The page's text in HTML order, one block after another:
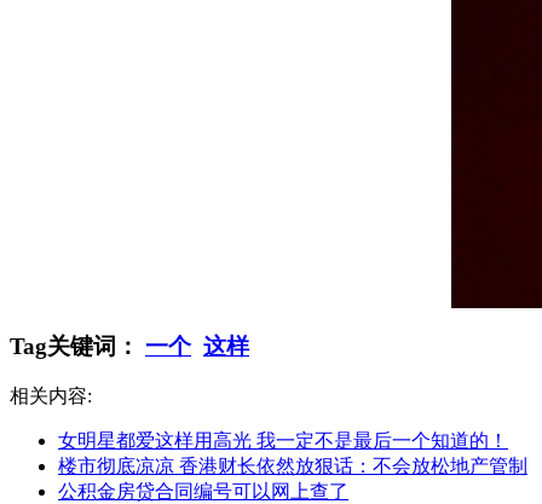
Tag关键词： 一个 这样
相关内容:
女明星都爱这样用高光 我一定不是最后一个知道的！
楼市彻底凉凉 香港财长依然放狠话：不会放松地产管制
公积金房贷合同编号可以网上查了